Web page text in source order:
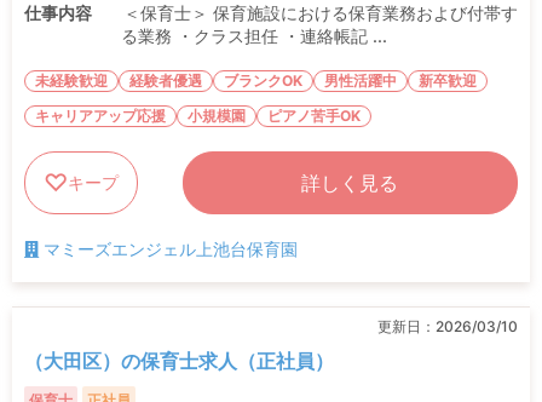
仕事内容
＜保育士＞ 保育施設における保育業務および付帯す
る業務 ・クラス担任 ・連絡帳記 ...
未経験歓迎 経験者優遇 ブランクOK 男性活躍中
新卒歓迎
キャリアアップ応援
小規模園 ピアノ苦手OK
キープ 詳しく見る
マミーズエンジェル上池台保育園
更新日： 2026/03/10
（大田区）の保育士求人（正社員）